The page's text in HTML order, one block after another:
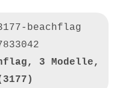
beachflag
3 Modelle,